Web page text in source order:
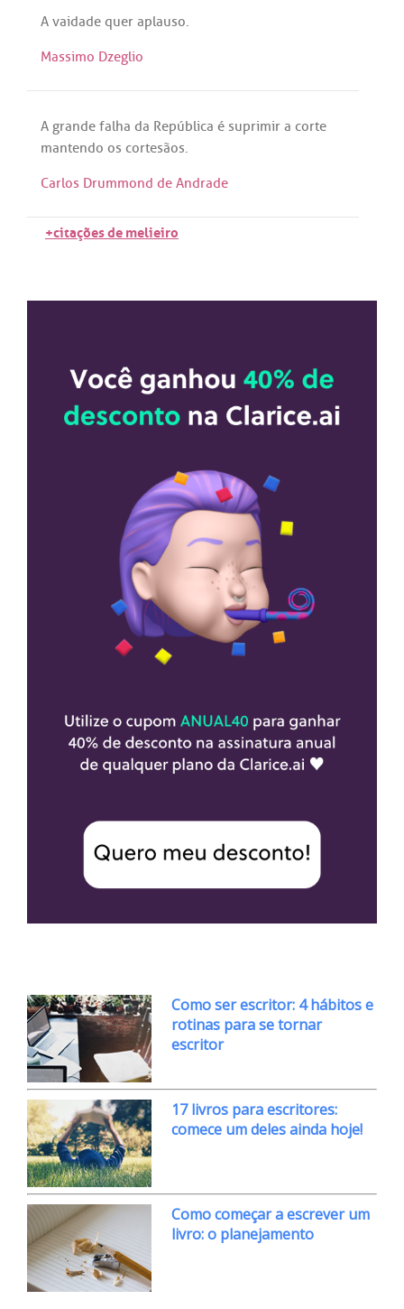
A vaidade quer aplauso.
Massimo Dzeglio
A grande falha da República é suprimir a corte
mantendo os cortesãos.
Carlos Drummond de Andrade
+citações de melieiro
Como ser escritor: 4 hábitos e
rotinas para se tornar
escritor
17 livros para escritores:
comece um deles ainda hoje!
Como começar a escrever um
livro: o planejamento